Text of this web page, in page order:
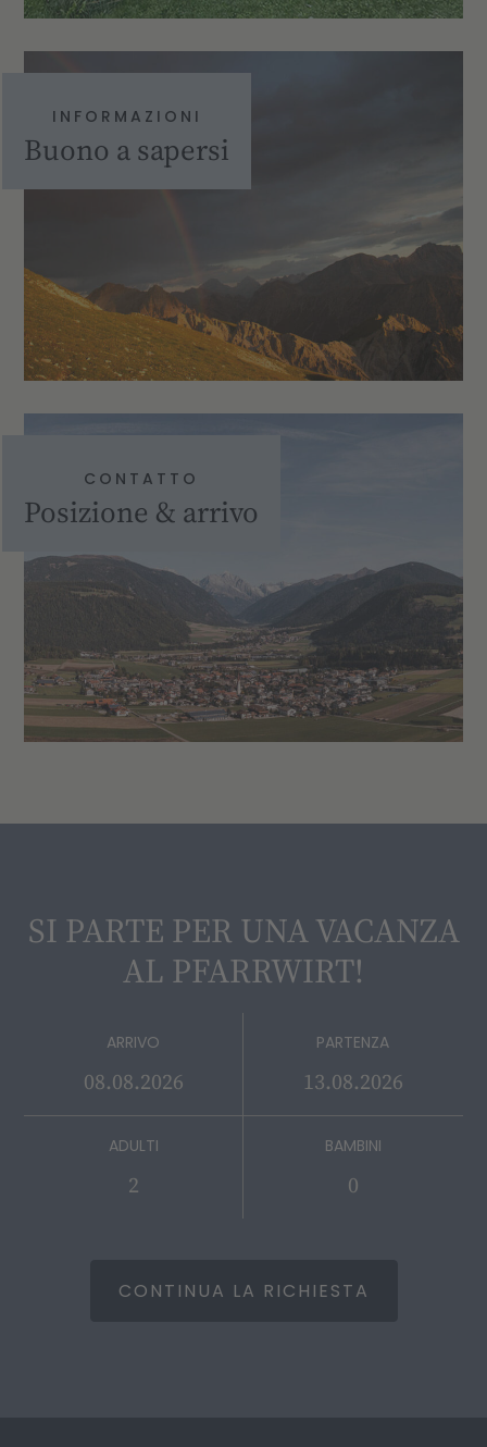
INFORMAZIONI
Buono a sapersi
CONTATTO
Posizione & arrivo
SI PARTE PER UNA VACANZA
AL PFARRWIRT!
ARRIVO PARTENZA
ADULTI BAMBINI
CONTINUA LA RICHIESTA